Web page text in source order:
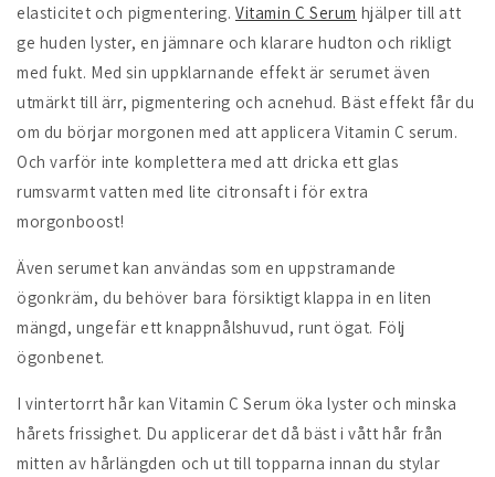
elasticitet och pigmentering.Vitamin C Serum hjälper till att
ge huden lyster, en jämnare och klarare hudton och rikligt
med fukt. Med sin uppklarnande effekt är serumet även
utmärkt till ärr, pigmentering och acnehud. Bäst effekt får du
om du börjar morgonen med att applicera Vitamin C serum.
Och varför inte komplettera med att dricka ett glas
rumsvarmt vatten med lite citronsaft i för extra
morgonboost!
Även serumet kan användas som en uppstramande
ögonkräm, du behöver bara försiktigt klappa in en liten
mängd, ungefär ett knappnålshuvud, runt ögat. Följ
ögonbenet.
I vintertorrt hår kan Vitamin C Serum öka lyster och minska
hårets frissighet. Du applicerar det då bäst i vått hår från
mitten av hårlängden och ut till topparna innan du stylar